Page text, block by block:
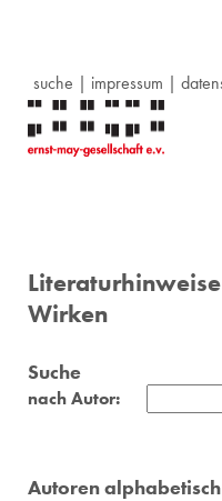
suche | impressum |
Wirken
Suche
nach Autor:
Autoren alphabetisch